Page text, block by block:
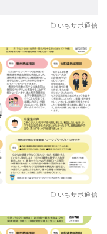
いちサポ通信
いちサポ通信